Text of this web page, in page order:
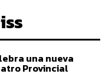
una nueva
Provincial